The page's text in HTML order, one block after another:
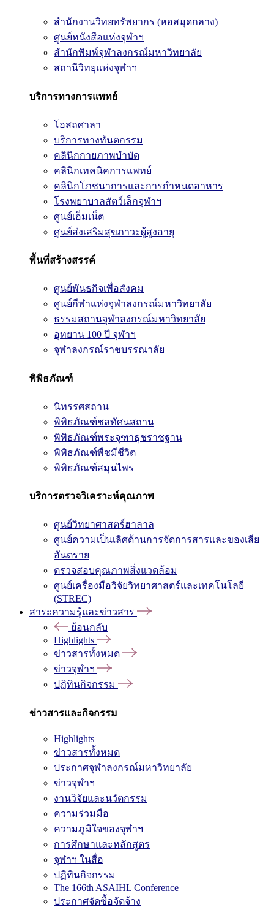
สำนักงานวิทยทรัพยากร (หอสมุดกลาง)
ศูนย์หนังสือแห่งจุฬาฯ
สำนักพิมพ์จุฬาลงกรณ์มหาวิทยาลัย
สถานีวิทยุแห่งจุฬาฯ
บริการทางการแพทย์
โอสถศาลา
บริการทางทันตกรรม
คลินิกกายภาพบำบัด
คลินิกเทคนิคการแพทย์
คลินิกโภชนาการและการกำหนดอาหาร
โรงพยาบาลสัตว์เล็กจุฬาฯ
ศูนย์เอ็มเน็ต
ศูนย์ส่งเสริมสุขภาวะผู้สูงอายุ
พื้นที่สร้างสรรค์
ศูนย์พันธกิจเพื่อสังคม
ศูนย์กีฬาแห่งจุฬาลงกรณ์มหาวิทยาลัย
ธรรมสถานจุฬาลงกรณ์มหาวิทยาลัย
อุทยาน 100 ปี จุฬาฯ
จุฬาลงกรณ์ราชบรรณาลัย
พิพิธภัณฑ์
นิทรรศสถาน
พิพิธภัณฑ์ชลทัศนสถาน
พิพิธภัณฑ์พระจุฑาธุชราชฐาน
พิพิธภัณฑ์พืชมีชีวิต
พิพิธภัณฑ์สมุนไพร
บริการตรวจวิเคราะห์คุณภาพ
ศูนย์วิทยาศาสตร์ฮาลาล
ศูนย์ความเป็นเลิศด้านการจัดการสารและของเสีย
อันตราย
ตรวจสอบคุณภาพสิ่งแวดล้อม
ศูนย์เครื่องมือวิจัยวิทยาศาสตร์และเทคโนโลยี
(STREC)
สาระความรู้และข่าวสาร
ย้อนกลับ
Highlights
ข่าวสารทั้งหมด
ข่าวจุฬาฯ
ปฏิทินกิจกรรม
ข่าวสารและกิจกรรม
Highlights
ข่าวสารทั้งหมด
ประกาศจุฬาลงกรณ์มหาวิทยาลัย
ข่าวจุฬาฯ
งานวิจัยและนวัตกรรม
ความร่วมมือ
ความภูมิใจของจุฬาฯ
การศึกษาและหลักสูตร
จุฬาฯ ในสื่อ
ปฏิทินกิจกรรม
The 166th ASAIHL Conference
ประกาศจัดซื้อจัดจ้าง